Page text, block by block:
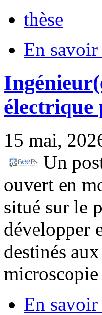
thèse
En
électrique
15 mai,
Un
ouvert en
situé sur le
développer
destinés
En